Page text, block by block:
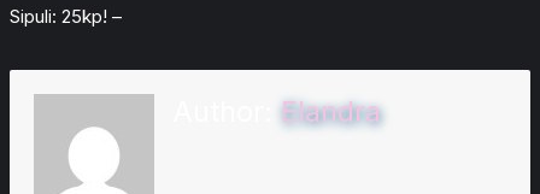
Sipuli: 25kp! –
Elandra